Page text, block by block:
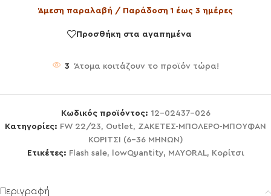
Άμεση παραλαβή / Παράδοση 1 έως 3 ημέρες
Προσθήκη στα αγαπημένα
3 Άτομα κοιτάζουν το προϊόν τώρα!
Κωδικός προϊόντος: 12-02437-026
Κατηγορίες: FW 22/23, Outlet, ΖΑΚΕΤΕΣ-ΜΠΟΛΕΡΟ-ΜΠΟΥΦΑΝ
ΚΟΡΙΤΣΙ (6-36 ΜΗΝΩΝ)
Ετικέτες: Flash sale, lowQuantity, MAYORAL, Κορίτσι
Περιγραφή